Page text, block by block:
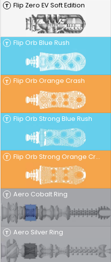
T Flip Zero EV Soft Edition
T Flip Orb Blue Rush
T Flip Orb Orange Crash
T Flip Orb Strong Blue Rush
T Flip Orb Strong Orange Crash
T Aero Cobalt Ring
T Aero Silver Ring